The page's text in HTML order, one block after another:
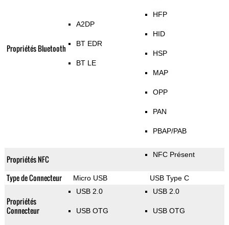
Propriétés Bluetooth
A2DP
BT EDR
BT LE
HFP
HID
HSP
MAP
OPP
PAN
PBAP/PAB
Propriétés NFC NFC Présent
Type de Connecteur Micro USB USB Type C
Propriétés
Connecteur
USB 2.0
USB OTG
USB 2.0
USB OTG